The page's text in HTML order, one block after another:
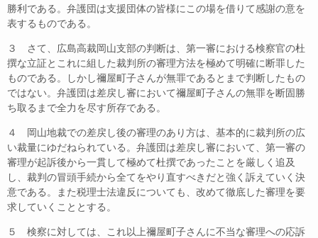
勝利である。弁護団は支援団体の皆様にこの場を借りて感謝の意を
表するものである。
３ さて、広島高裁岡山支部の判断は、第一審における検察官の杜
撰な立証とこれに組した裁判所の審理方法を極めて明確に断罪した
ものである。しかし禰屋町子さんが無罪であるとまで判断したもの
ではない。弁護団は差戻し審において禰屋町子さんの無罪を断固勝
ち取るまで全力を尽す所存である。
４ 岡山地裁での差戻し後の審理のあり方は、基本的に裁判所の広
い裁量にゆだねられている。弁護団は差戻し審において、第一審の
審理が起訴後から一貫して極めて杜撰であったことを厳しく追及
し、裁判の冒頭手続から全てをやり直すべきだと強く訴えていく決
意である。また税理士法違反についても、改めて徹底した審理を要
求していくこととする。
５ 検察に対しては、これ以上禰屋町子さんに不当な審理への応訴